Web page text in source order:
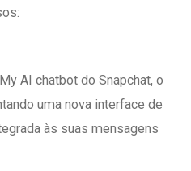
AI chatbot do Snapchat, o
uma nova interface de
às suas mensagens